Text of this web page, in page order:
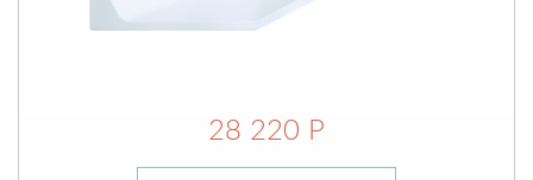
28 220 Р